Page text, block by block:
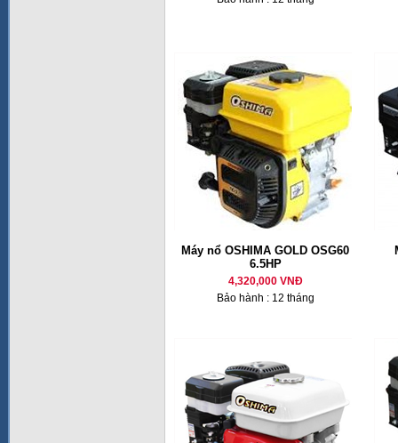
Máy nổ OSHIMA GOLD OSG60
6.5HP
4,320,000 VNĐ
Bảo hành : 12 tháng